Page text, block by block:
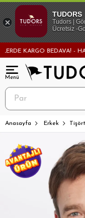
BEDAVA! - HAFTA
Anasayfa Erkek Tişört
TUDORS
Tudors |
Ücretsiz -